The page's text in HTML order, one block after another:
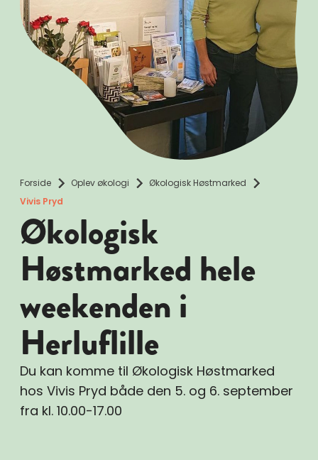
Forside Oplev økologi
Økologisk Høstmarked
Vivis Pryd
Økologisk
Høstmarked hele
weekenden i
Herluflille
Du kan komme til Økologisk Høstmarked
hos Vivis Pryd både den 5. og 6. september
fra kl. 10.00-17.00